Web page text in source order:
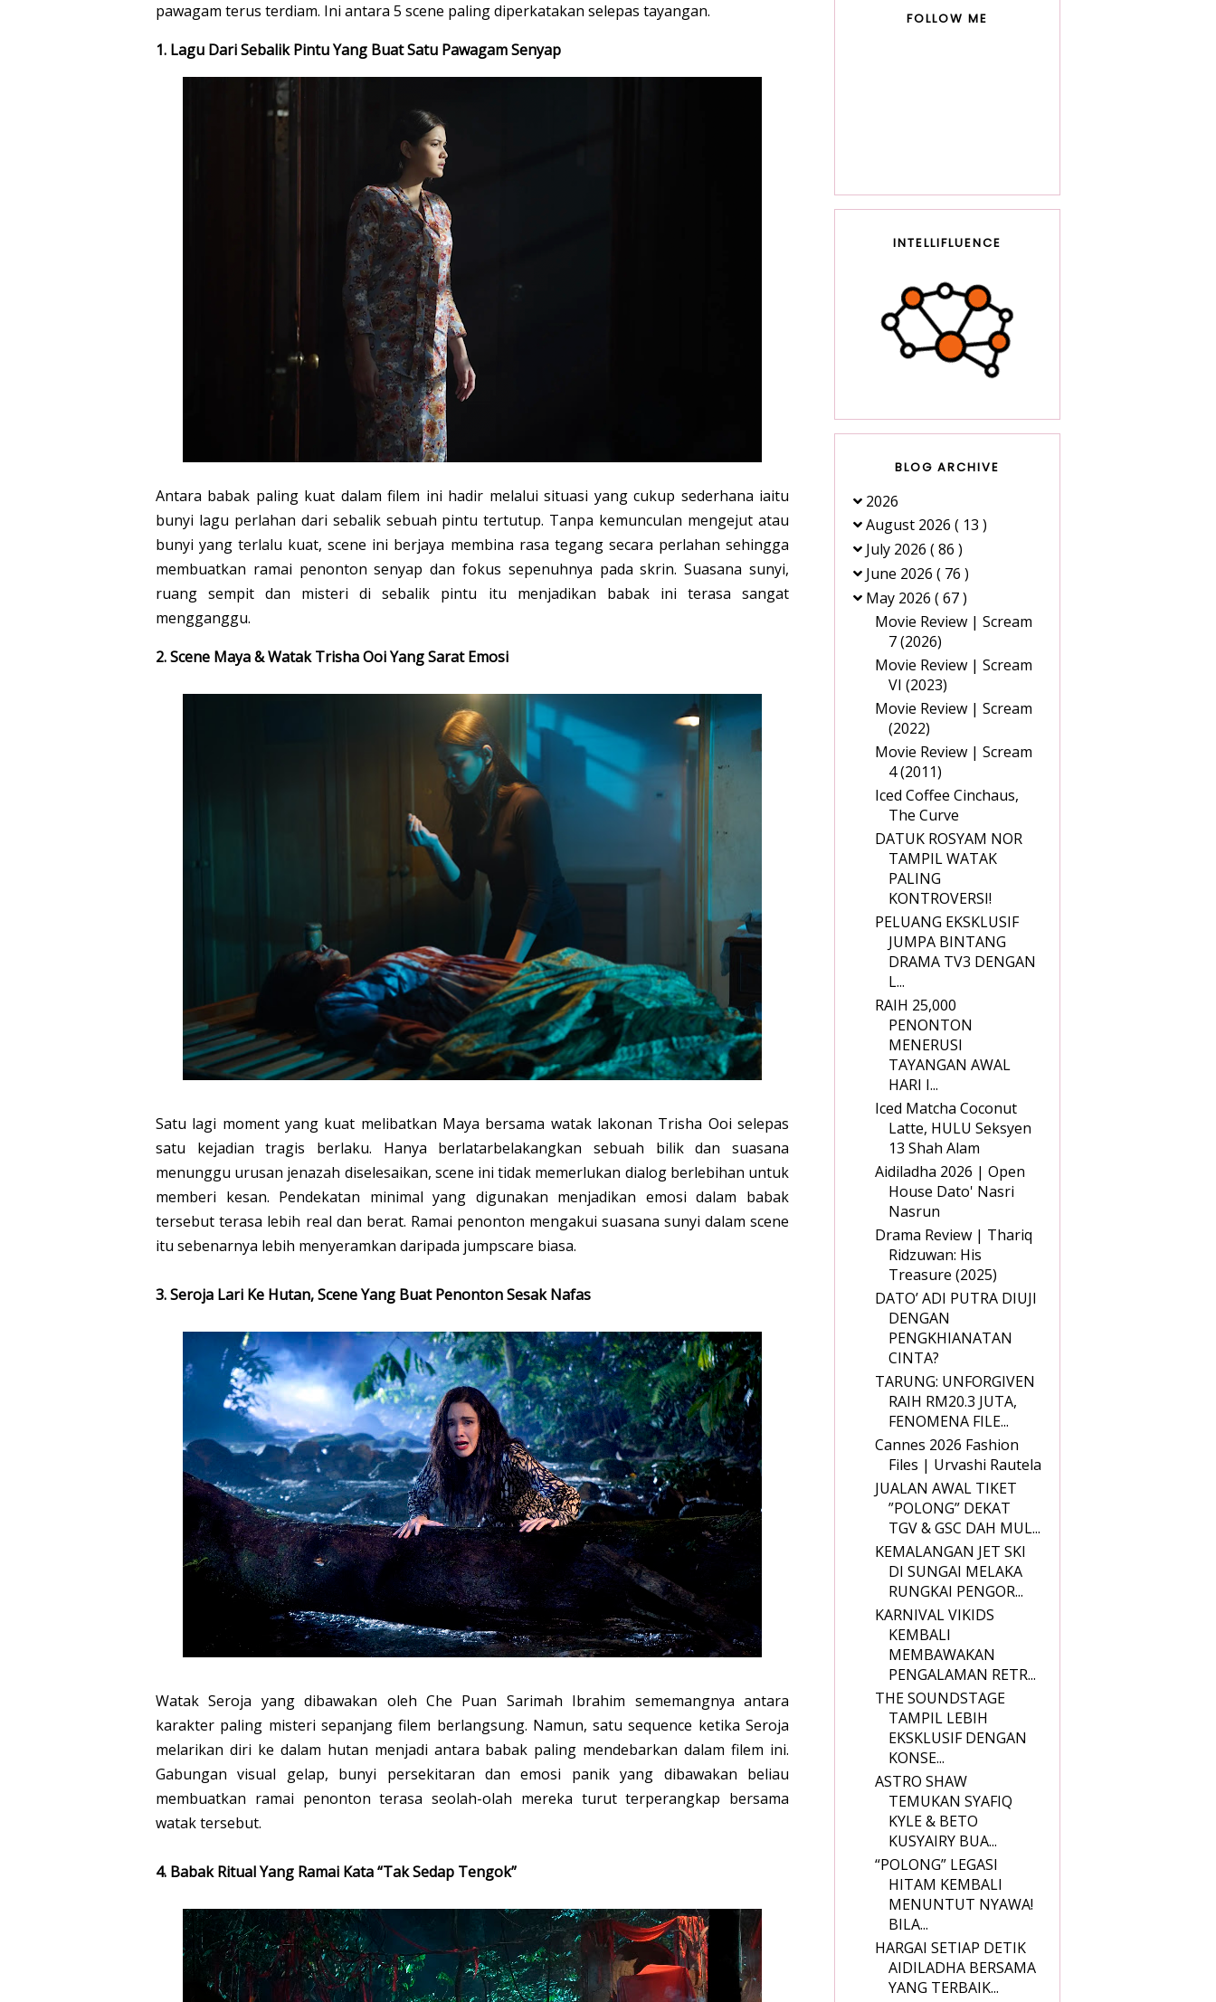
pawagam terus terdiam. Ini antara 5 scene paling diperkatakan selepas tayangan.
1. Lagu Dari Sebalik Pintu Yang Buat Satu Pawagam Senyap
Antara babak paling kuat dalam filem ini hadir melalui situasi yang cukup sederhana iaitu
bunyi lagu perlahan dari sebalik sebuah pintu tertutup. Tanpa kemunculan mengejut atau
bunyi yang terlalu kuat, scene ini berjaya membina rasa tegang secara perlahan sehingga
membuatkan ramai penonton senyap dan fokus sepenuhnya pada skrin. Suasana sunyi,
ruang sempit dan misteri di sebalik pintu itu menjadikan babak ini terasa sangat
mengganggu.
2. Scene Maya & Watak Trisha Ooi Yang Sarat Emosi
Satu lagi moment yang kuat melibatkan Maya bersama watak lakonan Trisha Ooi selepas
satu kejadian tragis berlaku. Hanya berlatarbelakangkan sebuah bilik dan suasana
menunggu urusan jenazah diselesaikan, scene ini tidak memerlukan dialog berlebihan untuk
memberi kesan. Pendekatan minimal yang digunakan menjadikan emosi dalam babak
tersebut terasa lebih real dan berat. Ramai penonton mengakui suasana sunyi dalam scene
itu sebenarnya lebih menyeramkan daripada jumpscare biasa.
3. Seroja Lari Ke Hutan, Scene Yang Buat Penonton Sesak Nafas
Watak Seroja yang dibawakan oleh Che Puan Sarimah Ibrahim sememangnya antara
karakter paling misteri sepanjang filem berlangsung. Namun, satu sequence ketika Seroja
melarikan diri ke dalam hutan menjadi antara babak paling mendebarkan dalam filem ini.
Gabungan visual gelap, bunyi persekitaran dan emosi panik yang dibawakan beliau
membuatkan ramai penonton terasa seolah-olah mereka turut terperangkap bersama
watak tersebut.
4. Babak Ritual Yang Ramai Kata “Tak Sedap Tengok”
FOLLOW ME
INTELLIFLUENCE
BLOG ARCHIVE
2026
August 2026 ( 13 )
July 2026 ( 86 )
June 2026 ( 76 )
May 2026 ( 67 )
Movie Review | Scream
7 (2026)
Movie Review | Scream
VI (2023)
Movie Review | Scream
(2022)
Movie Review | Scream
4 (2011)
Iced Coffee Cinchaus,
The Curve
DATUK ROSYAM NOR
TAMPIL WATAK
PALING
KONTROVERSI!
PELUANG EKSKLUSIF
JUMPA BINTANG
DRAMA TV3 DENGAN
L...
RAIH 25,000
PENONTON
MENERUSI
TAYANGAN AWAL
HARI I...
Iced Matcha Coconut
Latte, HULU Seksyen
13 Shah Alam
Aidiladha 2026 | Open
House Dato' Nasri
Nasrun
Drama Review | Thariq
Ridzuwan: His
Treasure (2025)
DATO’ ADI PUTRA DIUJI
DENGAN
PENGKHIANATAN
CINTA?
TARUNG: UNFORGIVEN
RAIH RM20.3 JUTA,
FENOMENA FILE...
Cannes 2026 Fashion
Files | Urvashi Rautela
JUALAN AWAL TIKET
”POLONG” DEKAT
TGV & GSC DAH MUL...
KEMALANGAN JET SKI
DI SUNGAI MELAKA
RUNGKAI PENGOR...
KARNIVAL VIKIDS
KEMBALI
MEMBAWAKAN
PENGALAMAN RETR...
THE SOUNDSTAGE
TAMPIL LEBIH
EKSKLUSIF DENGAN
KONSE...
ASTRO SHAW
TEMUKAN SYAFIQ
KYLE & BETO
KUSYAIRY BUA...
“POLONG” LEGASI
HITAM KEMBALI
MENUNTUT NYAWA!
BILA...
HARGAI SETIAP DETIK
AIDILADHA BERSAMA
YANG TERBAIK...